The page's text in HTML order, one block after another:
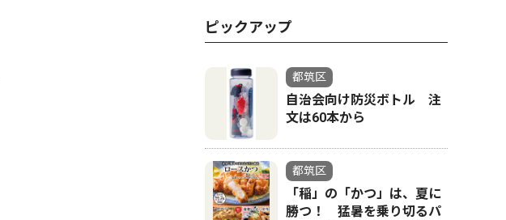
ピックアップ
都筑区
自治会向け防災ボトル 注
文は60本から
都筑区
「稲」の「かつ」は、夏に
勝つ！ 猛暑を乗り切るパ